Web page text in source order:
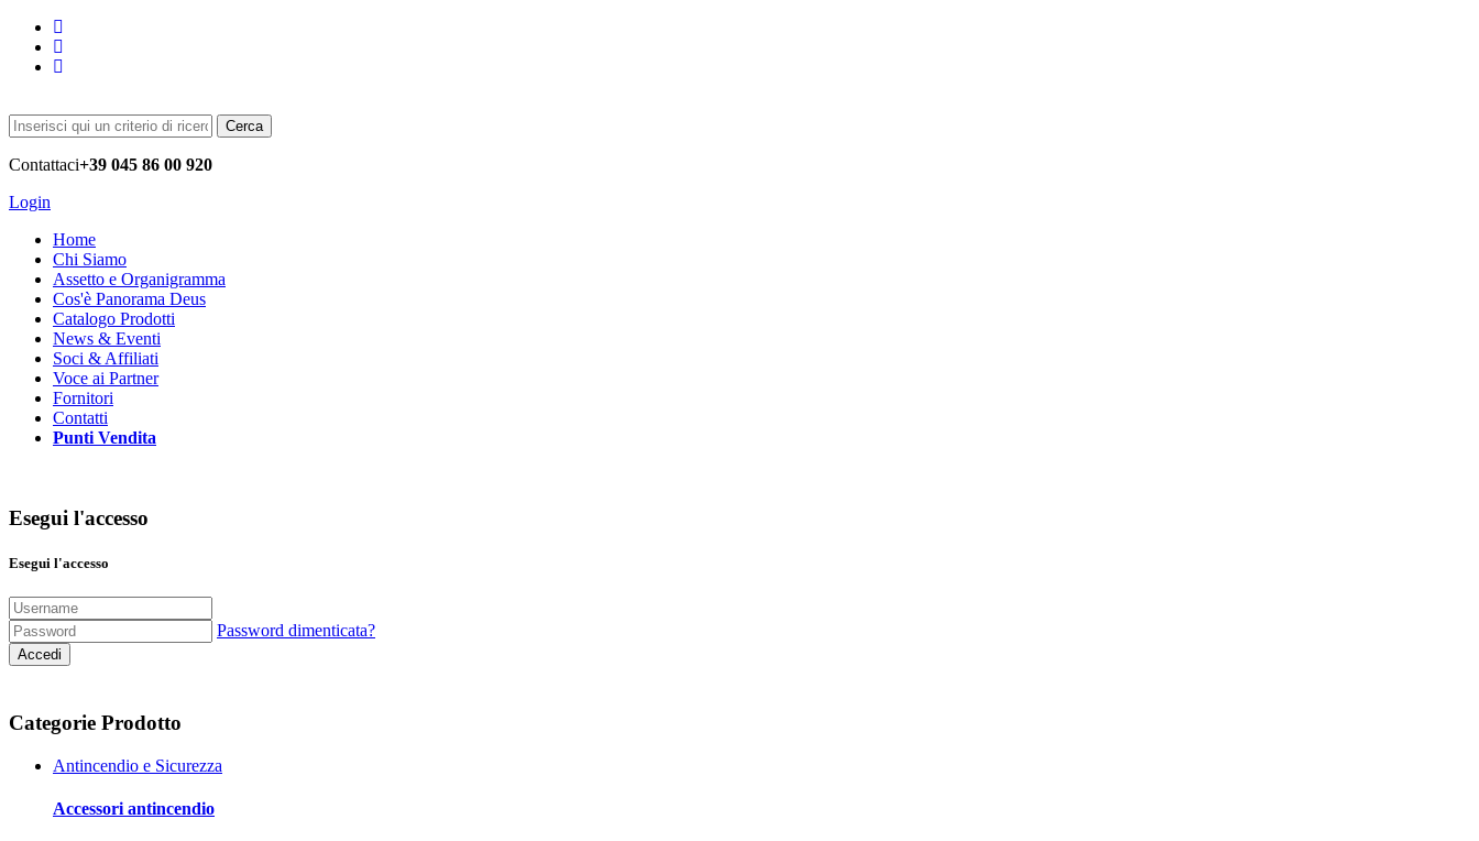
Cerca
Contattaci+39 045 86 00 920
Login
Home
Chi Siamo
Assetto e Organigramma
Cos'è Panorama Deus
Catalogo Prodotti
News & Eventi
Soci & Affiliati
Voce ai Partner
Fornitori
Contatti
Punti Vendita
Esegui l'accesso
Esegui l'accesso
Password dimenticata?
Accedi
Categorie Prodotto
Antincendio e Sicurezza
Accessori antincendio